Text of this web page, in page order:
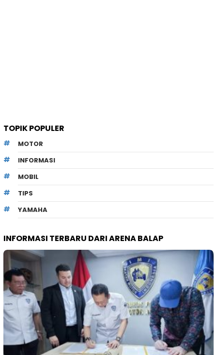
TOPIK POPULER
MOTOR
INFORMASI
MOBIL
TIPS
YAMAHA
INFORMASI TERBARU DARI ARENA BALAP